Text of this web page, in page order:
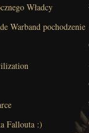
Władcy
Warband pochodzenie
Fallouta :)